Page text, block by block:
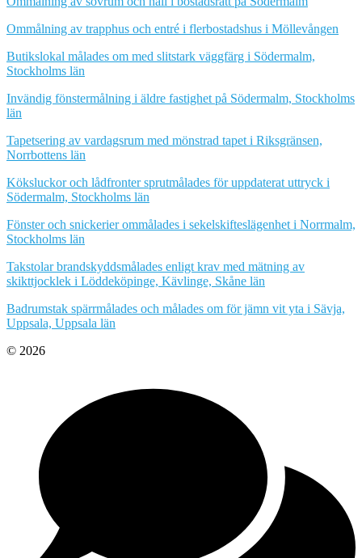
Ommålning av trapphus och entré i flerbostadshus i Möllevången
Butikslokal målades om med slitstark väggfärg i Södermalm,
Stockholms län
Invändig fönstermålning i äldre fastighet på Södermalm, Stockholms
län
Tapetsering av vardagsrum med mönstrad tapet i Riksgränsen,
Norrbottens län
Köksluckor och lådfronter sprutmålades för uppdaterat uttryck i
Södermalm, Stockholms län
Fönster och snickerier ommålades i sekelskifteslägenhet i Norrmalm,
Stockholms län
Takstolar brandskyddsmålades enligt krav med mätning av
skikttjocklek i Löddeköpinge, Kävlinge, Skåne län
Badrumstak spärrmålades och målades om för jämn vit yta i Sävja,
Uppsala, Uppsala län
© 2026